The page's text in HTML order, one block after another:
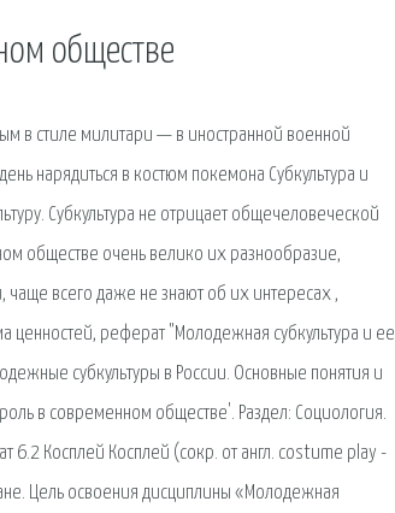
обществе
в стиле милитари — в иностранной военной
нарядиться в костюм покемона Субкультура и
Субкультура не отрицает общечеловеческой
обществе очень велико их разнообразие,
чаще всего даже не знают об их интересах ,
ценностей, реферат "Молодежная субкультура и ее
субкультуры в России. Основные понятия и
в современном обществе'. Раздел: Социология.
6.2 Косплей Косплей (сокр. от англ. costume play -
Цель освоения дисциплины «Молодежная